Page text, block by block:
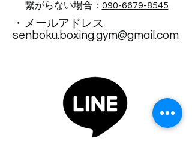
繋がらない場合： 090-6679-8545
・メールアドレス
senboku.boxing.gym@gmail.com